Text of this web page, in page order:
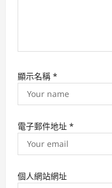
顯示名稱 *
電子郵件地址 *
個人網站網址